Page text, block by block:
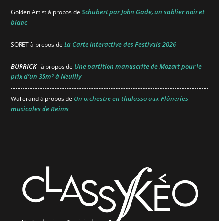
Golden Artistà propos de Schubert par John Gade, un sablier noir et
blanc
SORETà propos de La Carte interactive des Festivals 2026
BURRICK à propos de Une partition manuscrite de Mozart pour le
prix d’un 35m² à Neuilly
Wallerandà propos de Un orchestre en thalasso aux Flâneries
musicales de Reims